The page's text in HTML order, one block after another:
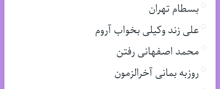
بسطام تهران
علی زند وکیلی بخواب آروم
محمد اصفهانی رفتن
روزبه بمانی آخرالزمون